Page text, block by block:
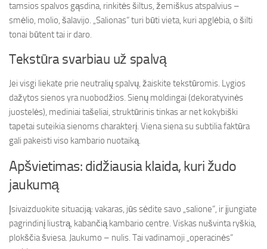
tamsios spalvos gąsdina, rinkitės šiltus, žemiškus atspalvius –
smėlio, molio, šalavijo. „Salionas“ turi būti vieta, kuri apglėbia, o šilti
tonai būtent tai ir daro.
Tekstūra svarbiau už spalvą
Jei visgi liekate prie neutralių spalvų, žaiskite tekstūromis. Lygios
dažytos sienos yra nuobodžios. Sienų moldingai (dekoratyvinės
juostelės), mediniai tašeliai, struktūrinis tinkas ar net kokybiški
tapetai suteikia sienoms charakterį. Viena siena su subtilia faktūra
gali pakeisti viso kambario nuotaiką.
Apšvietimas: didžiausia klaida, kuri žudo
jaukumą
Įsivaizduokite situaciją: vakaras, jūs sėdite savo „salione“, ir įjungiate
pagrindinį liustrą, kabančią kambario centre. Viskas nušvinta ryškia,
plokščia šviesa. Jaukumo – nulis. Tai vadinamoji „operacinės“